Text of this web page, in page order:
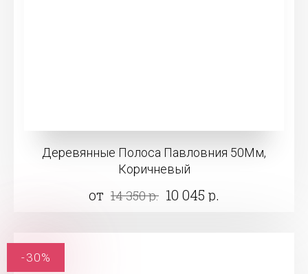
Деревянные Полоса Павловния 50Мм,
Коричневый
от 14 350 р. 10 045 р.
-30%